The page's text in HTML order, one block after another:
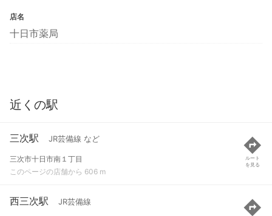
店名
十日市薬局
近くの駅
三次駅 JR芸備線 など
三次市十日市南１丁目
このページの店舗から 606 m
ルート
を見る
西三次駅 JR芸備線